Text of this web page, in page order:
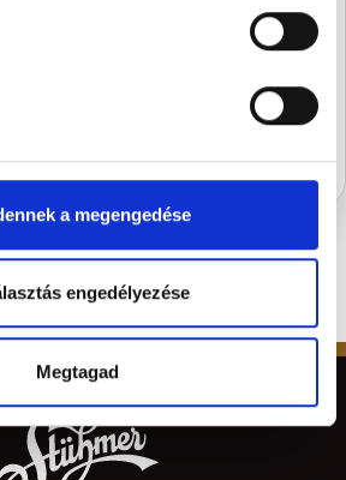
a megengedése
engedélyezése
Megtagad
újdonságairól.